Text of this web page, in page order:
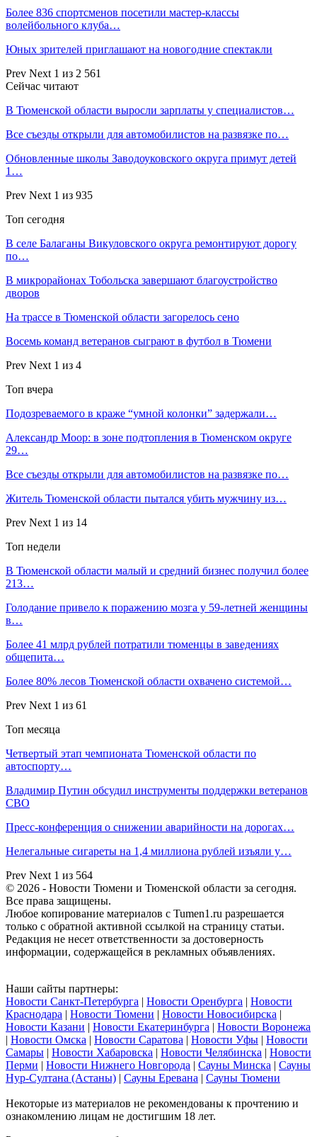
Более 836 спортсменов посетили мастер-классы
волейбольного клуба…
Юных зрителей приглашают на новогодние спектакли
Prev Next 1 из 2 561
Сейчас читают
В Тюменской области выросли зарплаты у специалистов…
Все съезды открыли для автомобилистов на развязке по…
Обновленные школы Заводоуковского округа примут детей
1…
Prev Next 1 из 935
Топ сегодня
В селе Балаганы Викуловского округа ремонтируют дорогу
по…
В микрорайонах Тобольска завершают благоустройство
дворов
На трассе в Тюменской области загорелось сено
Восемь команд ветеранов сыграют в футбол в Тюмени
Prev Next 1 из 4
Топ вчера
Подозреваемого в краже “умной колонки” задержали…
Александр Моор: в зоне подтопления в Тюменском округе
29…
Все съезды открыли для автомобилистов на развязке по…
Житель Тюменской области пытался убить мужчину из…
Prev Next 1 из 14
Топ недели
В Тюменской области малый и средний бизнес получил более
213…
Голодание привело к поражению мозга у 59-летней женщины
в…
Более 41 млрд рублей потратили тюменцы в заведениях
общепита…
Более 80% лесов Тюменской области охвачено системой…
Prev Next 1 из 61
Топ месяца
Четвертый этап чемпионата Тюменской области по
автоспорту…
Владимир Путин обсудил инструменты поддержки ветеранов
СВО
Пресс-конференция о снижении аварийности на дорогах…
Нелегальные сигареты на 1,4 миллиона рублей изъяли у…
Prev Next 1 из 564
© 2026 - Новости Тюмени и Тюменской области за сегодня.
Все права защищены.
Любое копирование материалов с Tumen1.ru разрешается
только с обратной активной ссылкой на страницу статьи.
Редакция не несет ответственности за достоверность
информации, содержащейся в рекламных объявлениях.
Наши сайты партнеры:
Новости Санкт-Петербурга | Новости Оренбурга | Новости
Краснодара | Новости Тюмени | Новости Новосибирска |
Новости Казани | Новости Екатеринбурга | Новости Воронежа
| Новости Омска | Новости Саратова | Новости Уфы | Новости
Самары | Новости Хабаровска | Новости Челябинска | Новости
Перми | Новости Нижнего Новгорода | Сауны Минска | Сауны
Нур-Султана (Астаны) | Сауны Еревана | Сауны Тюмени
Некоторые из материалов не рекомендованы к прочтению и
ознакомлению лицам не достигшим 18 лет.